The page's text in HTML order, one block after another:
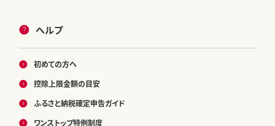
ヘルプ
初めての方へ
控除上限金額の目安
ふるさと納税確定申告ガイド
ワンストップ特例制度